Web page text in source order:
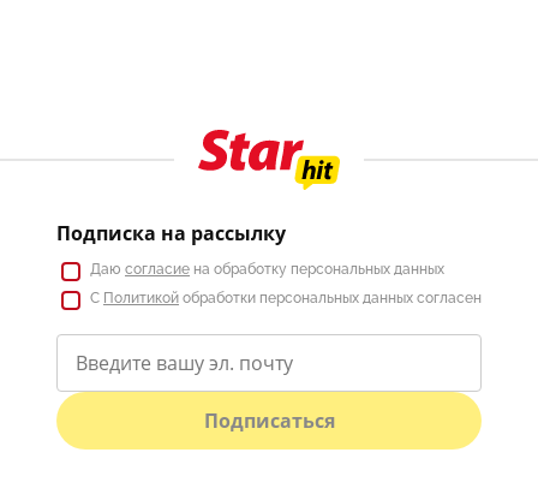
Подписка на рассылку
Даю согласие на обработку персональных данных
С Политикой обработки персональных данных согласен
Подписаться